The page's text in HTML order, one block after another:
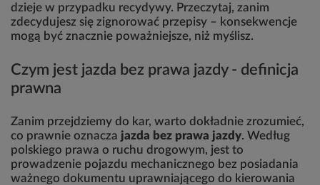
dzieje w przypadku recydywy. Przeczytaj, zanim
zdecydujesz się zignorować przepisy – konsekwencje
mogą być znacznie poważniejsze, niż myślisz.
Czym jest jazda bez prawa jazdy - definicja
prawna
Zanim przejdziemy do kar, warto dokładnie zrozumieć,
co prawnie oznacza jazda bez prawa jazdy. Według
polskiego prawa o ruchu drogowym, jest to
prowadzenie pojazdu mechanicznego bez posiadania
ważnego dokumentu uprawniającego do kierowania